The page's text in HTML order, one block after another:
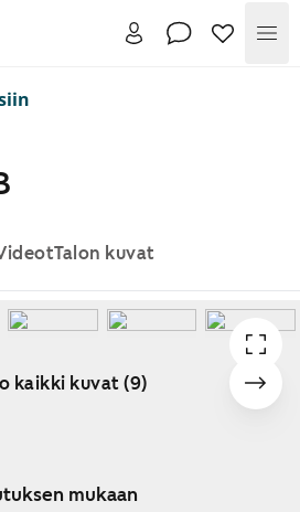
Talon kuvat
kaikki kuvat (9)
mukaan